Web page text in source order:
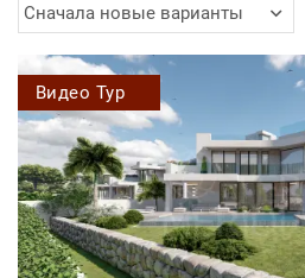
Сначала новые варианты
Видео Тур